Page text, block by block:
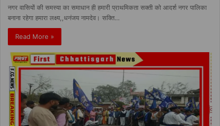
नगर वासियों की समस्या का समाधान ही हमारी प्राथमिकता सक्ती को आदर्श नगर पालिका
बनाना रहेगा हमारा लक्ष्य,,धनंजय नामदेव। सक्ति…
Read More »